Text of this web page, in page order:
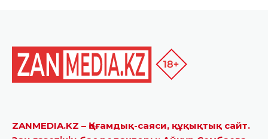
ZANMEDIA.KZ – Қоғамдық-саяси, құқықтық сайт.